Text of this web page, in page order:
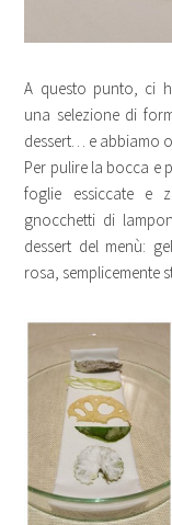
A questo punto, ci
una selezione di
dessert… e abbiamo
Per pulire la bocca e
foglie essiccate e
gnocchetti di
dessert del menù:
rosa, semplicemente